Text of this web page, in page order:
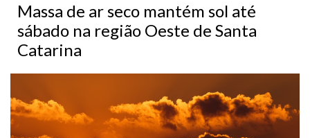
Massa de ar seco mantém sol até
sábado na região Oeste de Santa
Catarina